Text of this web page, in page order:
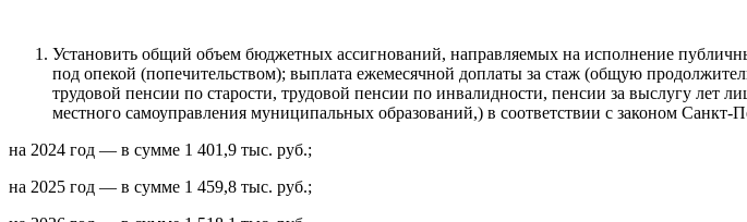
Установить общий объем бюджетных ассигнований, направляемых на исполнение
под опекой (попечительством); выплата ежемесячной доплаты за стаж (общую
трудовой пенсии по старости, трудовой пенсии по инвалидности, пенсии за выслугу
местного самоуправления муниципальных образований,) в соответствии с законом Санкт-
на 2024 год — в сумме 1 401,9 тыс. руб.;
на 2025 год — в сумме 1 459,8 тыс. руб.;